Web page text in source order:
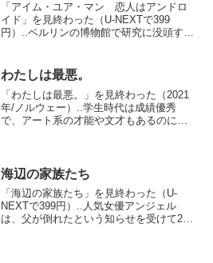
「アイム・ユア・マン 恋人はアンドロ
イド」を見終わった（U-NEXTで399
円）..ベルリンの博物館で研究に没頭する
ルマが見合いの場所に向かうと、ハンサ
ムな男性トムが待ち...
わたしは最悪。
「わたしは最悪。」を見終わった（2021
年/ノルウェー）..学生時代は成績優秀
で、アート系の才能や文才もあるのに決
を勧めてくる。ある...
海辺の家族たち
「海辺の家族たち」を見終わった（U-
NEXTで399円）..人気女優アンジェル
は、父が倒れたという知らせを受けて20